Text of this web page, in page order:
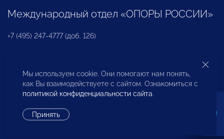
Международный отдел «ОПОРЫ РОССИИ»
+7 (495) 247-4777 (доб. 126)
Бюро по защите прав предпринимателей и
инвесторов
Мы используем cookie. Они помогают нам понять,
как Вы взаимодействуете с сайтом. Ознакомиться с
политикой конфиденциальности сайта.
Принять